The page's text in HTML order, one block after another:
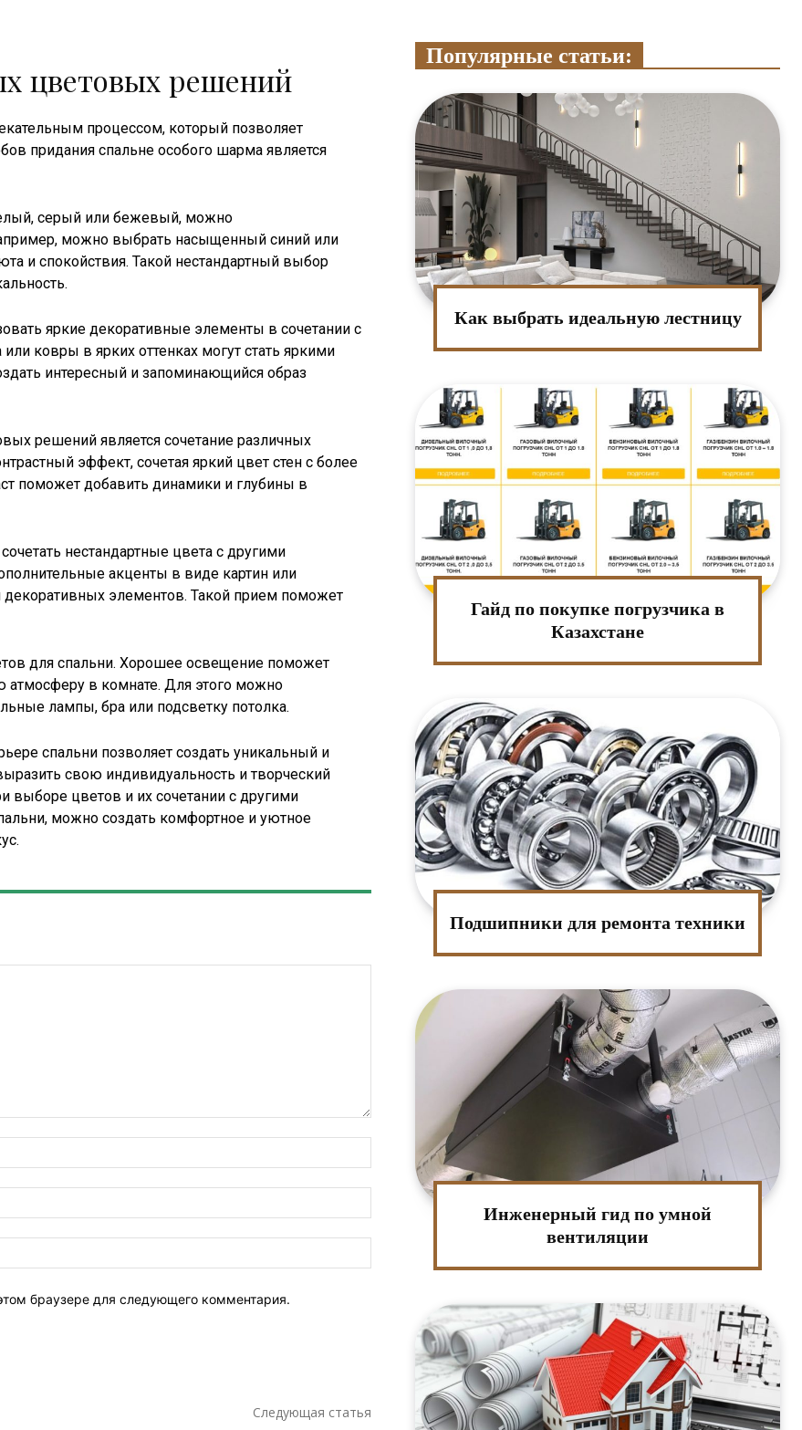
цветовых решений
процессом, который позволяет
придания спальне особого шарма является
серый или бежевый, можно
можно выбрать насыщенный синий или
и спокойствия. Такой нестандартный выбор
яркие декоративные элементы в сочетании с
ковры в ярких оттенках могут стать яркими
интересный и запоминающийся образ
решений является сочетание различных
эффект, сочетая яркий цвет стен с более
поможет добавить динамики и глубины в
нестандартные цвета с другими
акценты в виде картин или
элементов. Такой прием поможет
для спальни. Хорошее освещение поможет
атмосферу в комнате. Для этого можно
лампы, бра или подсветку потолка.
спальни позволяет создать уникальный и
свою индивидуальность и творческий
выборе цветов и их сочетании с другими
можно создать комфортное и уютное
Электронная
почта:*
Сайт:
браузере для следующего комментария.
Следующая статья
Популярные статьи:
Как выбрать идеальную лестницу
Гайд по покупке погрузчика в
Казахстане
Подшипники для ремонта техники
Инженерный гид по умной
вентиляции